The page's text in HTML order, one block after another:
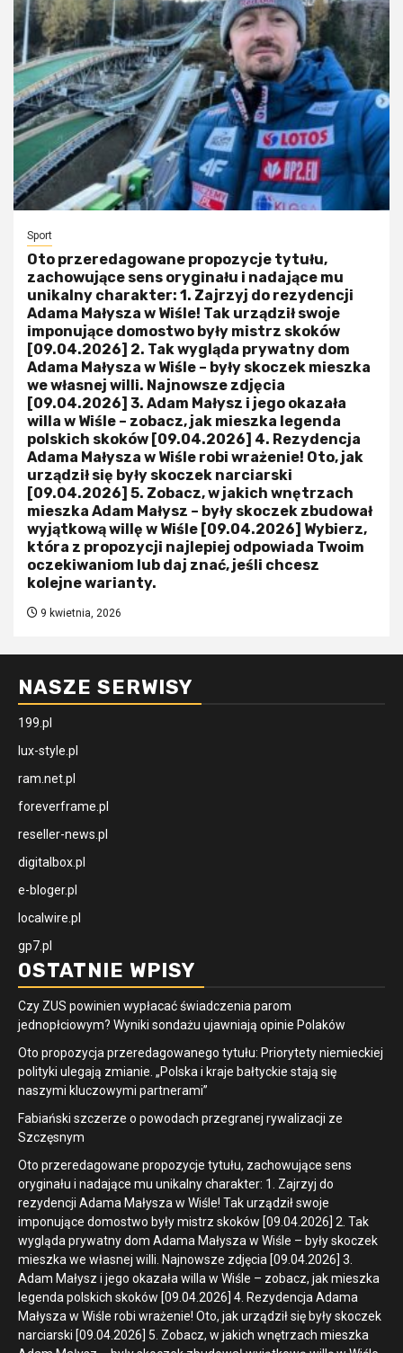
Sport
Oto przeredagowane propozycje tytułu,
zachowujące sens oryginału i nadające mu
unikalny charakter: 1. Zajrzyj do rezydencji
Adama Małysza w Wiśle! Tak urządził swoje
imponujące domostwo były mistrz skoków
[09.04.2026] 2. Tak wygląda prywatny dom
Adama Małysza w Wiśle – były skoczek mieszka
we własnej willi. Najnowsze zdjęcia
[09.04.2026] 3. Adam Małysz i jego okazała
willa w Wiśle – zobacz, jak mieszka legenda
polskich skoków [09.04.2026] 4. Rezydencja
Adama Małysza w Wiśle robi wrażenie! Oto, jak
urządził się były skoczek narciarski
[09.04.2026] 5. Zobacz, w jakich wnętrzach
mieszka Adam Małysz – były skoczek zbudował
wyjątkową willę w Wiśle [09.04.2026] Wybierz,
która z propozycji najlepiej odpowiada Twoim
oczekiwaniom lub daj znać, jeśli chcesz
kolejne warianty.
9 kwietnia, 2026
NASZE SERWISY
199.pl
lux-style.pl
ram.net.pl
foreverframe.pl
reseller-news.pl
digitalbox.pl
e-bloger.pl
localwire.pl
gp7.pl
OSTATNIE WPISY
Czy ZUS powinien wypłacać świadczenia parom
jednopłciowym? Wyniki sondażu ujawniają opinie Polaków
Oto propozycja przeredagowanego tytułu: Priorytety niemieckiej
polityki ulegają zmianie. „Polska i kraje bałtyckie stają się
naszymi kluczowymi partnerami”
Fabiański szczerze o powodach przegranej rywalizacji ze
Szczęsnym
Oto przeredagowane propozycje tytułu, zachowujące sens
oryginału i nadające mu unikalny charakter: 1. Zajrzyj do
rezydencji Adama Małysza w Wiśle! Tak urządził swoje
imponujące domostwo były mistrz skoków [09.04.2026] 2. Tak
wygląda prywatny dom Adama Małysza w Wiśle – były skoczek
mieszka we własnej willi. Najnowsze zdjęcia [09.04.2026] 3.
Adam Małysz i jego okazała willa w Wiśle – zobacz, jak mieszka
legenda polskich skoków [09.04.2026] 4. Rezydencja Adama
Małysza w Wiśle robi wrażenie! Oto, jak urządził się były skoczek
narciarski [09.04.2026] 5. Zobacz, w jakich wnętrzach mieszka